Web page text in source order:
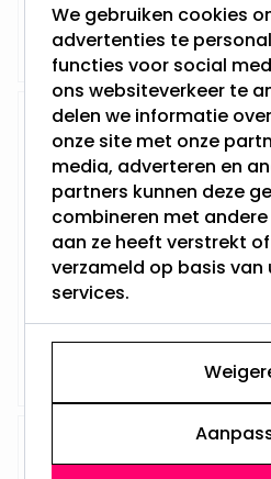
Niet op voorraad
Silhouet
120 Soft
cm
Hoogte: 40 cm
Aantal LED's: 120
Werkt op
Silhouet
190 Soft
We gebruiken cookies
advertenties te
functies voor social
ons websiteverkeer te
delen we informatie
onze site met onze
media, adverteren en
partners kunnen deze
combineren met
aan ze heeft verstrekt
verzameld op basis van
services.